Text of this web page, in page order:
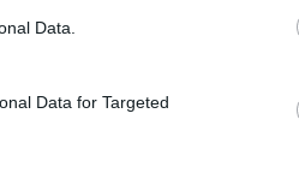
Data.
Data for Targeted